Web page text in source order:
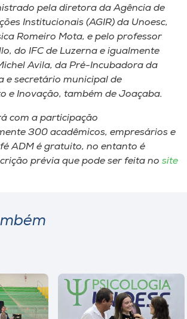
pela diretora da Agência de
Institucionais (AGIR) da Unoesc,
Romeiro Mota, e pelo professor
do IFC de Luzerna e igualmente
Avila, da Pré-Incubadora da
e secretário municipal de
e Inovação, também de Joaçaba.
com a participação
300 acadêmicos, empresários e
ADM é gratuito, no entanto é
prévia que pode ser feita no site